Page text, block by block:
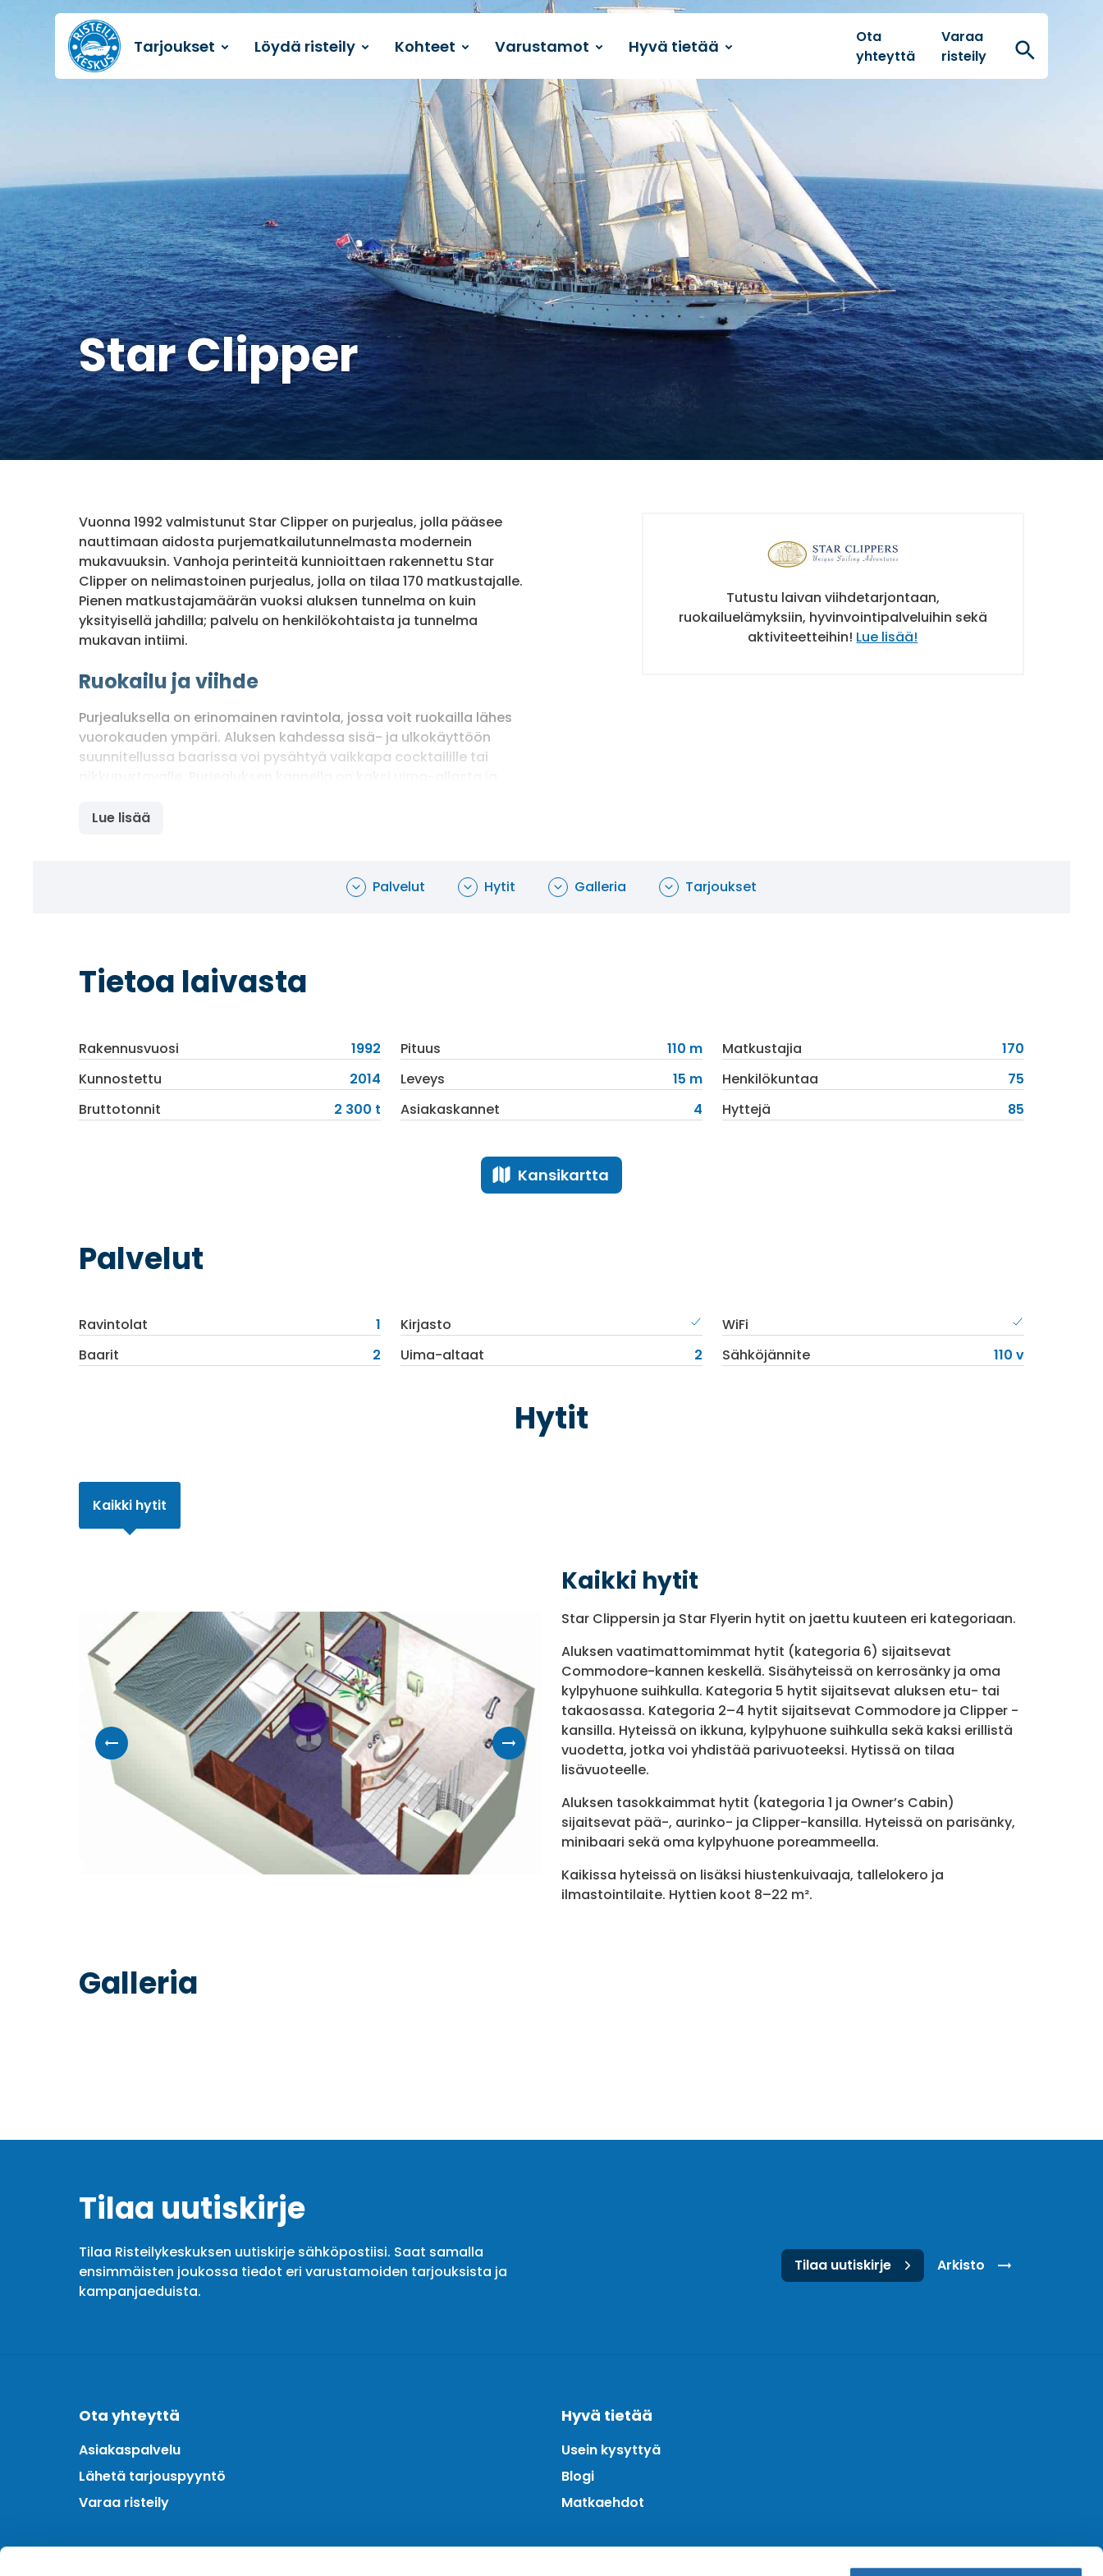
Etusivulle
Tarjoukset Löydä risteily Kohteet Varustamot Hyvä tietää
Ota
yhteyttä
Varaa
risteily
Hae
Star Clipper
Vuonna 1992 valmistunut Star Clipper on purjealus, jolla pääsee
nauttimaan aidosta purjematkailutunnelmasta modernein
mukavuuksin. Vanhoja perinteitä kunnioittaen rakennettu Star
Clipper on nelimastoinen purjealus, jolla on tilaa 170 matkustajalle.
Pienen matkustajamäärän vuoksi aluksen tunnelma on kuin
yksityisellä jahdilla; palvelu on henkilökohtaista ja tunnelma
mukavan intiimi.
Ruokailu ja viihde
Purjealuksella on erinomainen ravintola, jossa voit ruokailla lähes
vuorokauden ympäri. Aluksen kahdessa sisä- ja ulkokäyttöön
suunnitellussa baarissa voi pysähtyä vaikkapa cocktailille tai
kirjaston takkatulen äärellä on ihanaa uppoutua hyvään kirjaan.
Lue lisää
Tutustu laivan viihdetarjontaan,
ruokailuelämyksiin, hyvinvointipalveluihin sekä
aktiviteetteihin! Lue lisää!
Palvelut Hytit Galleria Tarjoukset
Tietoa laivasta
Rakennusvuosi
1992
Kunnostettu
2014
Bruttotonnit
2 300 t
Pituus
110 m
Leveys
15 m
Asiakaskannet
4
Matkustajia
170
Henkilökuntaa
75
Hyttejä
85
Kansikartta
Palvelut
Ravintolat
1
Baarit
2
Kirjasto
Uima-altaat
2
WiFi
Sähköjännite
110 v
Hytit
Kaikki hytit
Kaikki hytit
Star Clippersin ja Star Flyerin hytit on jaettu kuuteen eri kategoriaan.
Aluksen vaatimattomimmat hytit (kategoria 6) sijaitsevat
Commodore-kannen keskellä. Sisähyteissä on kerrosänky ja oma
kylpyhuone suihkulla. Kategoria 5 hytit sijaitsevat aluksen etu- tai
takaosassa. Kategoria 2–4 hytit sijaitsevat Commodore ja Clipper -
kansilla. Hyteissä on ikkuna, kylpyhuone suihkulla sekä kaksi erillistä
vuodetta, jotka voi yhdistää parivuoteeksi. Hytissä on tilaa
lisävuoteelle.
Aluksen tasokkaimmat hytit (kategoria 1 ja Owner’s Cabin)
sijaitsevat pää-, aurinko- ja Clipper-kansilla. Hyteissä on parisänky,
minibaari sekä oma kylpyhuone poreammeella.
Kaikissa hyteissä on lisäksi hiustenkuivaaja, tallelokero ja
ilmastointilaite. Hyttien koot 8–22 m².
Galleria
Tilaa uutiskirje
Tilaa Risteilykeskuksen uutiskirje sähköpostiisi. Saat samalla
ensimmäisten joukossa tiedot eri varustamoiden tarjouksista ja
kampanjaeduista.
Tilaa uutiskirje Arkisto
Ota yhteyttä
Asiakaspalvelu
Lähetä tarjouspyyntö
Varaa risteily
Hyvä tietää
Usein kysyttyä
Blogi
Matkaehdot
Meistä